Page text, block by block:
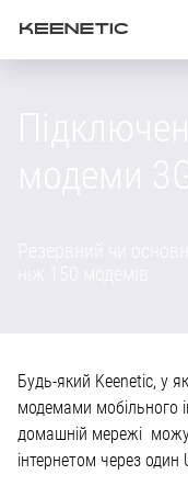
Резервний чи
Будь-який Keenetic, у
модемами мобільного
домашній мережі
інтернетом через один